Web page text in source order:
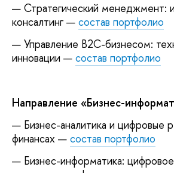
Стратегический менеджмент:
консалтинг — состав портфолио
Управление B2C-бизнесом:
инновации — состав портфолио
Направление «Бизнес-
Бизнес-аналитика и цифровые
финансах — состав портфолио
Бизнес-информатика: